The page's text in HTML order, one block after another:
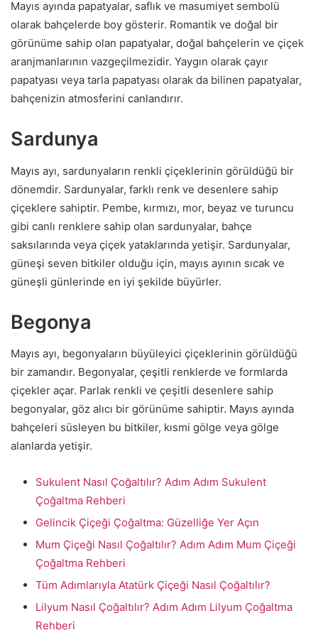
Mayıs ayında papatyalar, saflık ve masumiyet sembolü
olarak bahçelerde boy gösterir. Romantik ve doğal bir
görünüme sahip olan papatyalar, doğal bahçelerin ve çiçek
aranjmanlarının vazgeçilmezidir. Yaygın olarak çayır
papatyası veya tarla papatyası olarak da bilinen papatyalar,
bahçenizin atmosferini canlandırır.
Sardunya
Mayıs ayı, sardunyaların renkli çiçeklerinin görüldüğü bir
dönemdir. Sardunyalar, farklı renk ve desenlere sahip
çiçeklere sahiptir. Pembe, kırmızı, mor, beyaz ve turuncu
gibi canlı renklere sahip olan sardunyalar, bahçe
saksılarında veya çiçek yataklarında yetişir. Sardunyalar,
güneşi seven bitkiler olduğu için, mayıs ayının sıcak ve
güneşli günlerinde en iyi şekilde büyürler.
Begonya
Mayıs ayı, begonyaların büyüleyici çiçeklerinin görüldüğü
bir zamandır. Begonyalar, çeşitli renklerde ve formlarda
çiçekler açar. Parlak renkli ve çeşitli desenlere sahip
begonyalar, göz alıcı bir görünüme sahiptir. Mayıs ayında
bahçeleri süsleyen bu bitkiler, kısmi gölge veya gölge
alanlarda yetişir.
Sukulent Nasıl Çoğaltılır? Adım Adım Sukulent
Çoğaltma Rehberi
Gelincik Çiçeği Çoğaltma: Güzelliğe Yer Açın
Mum Çiçeği Nasıl Çoğaltılır? Adım Adım Mum Çiçeği
Çoğaltma Rehberi
Tüm Adımlarıyla Atatürk Çiçeği Nasıl Çoğaltılır?
Lilyum Nasıl Çoğaltılır? Adım Adım Lilyum Çoğaltma
Rehberi